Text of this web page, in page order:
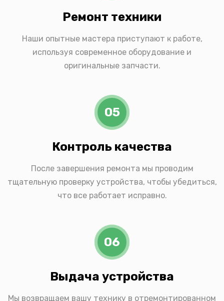
Ремонт техники
Наши опытные мастера приступают к работе,
используя современное оборудование и
оригинальные запчасти.
05
Контроль качества
После завершения ремонта мы проводим
тщательную проверку устройства, чтобы убедиться,
что все работает исправно.
06
Выдача устройства
Мы возвращаем вашу технику в отремонтированном